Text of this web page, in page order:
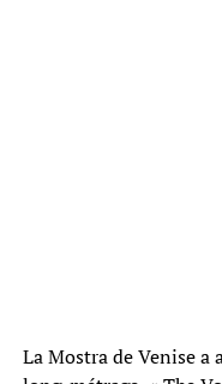
La Mostra de Venise